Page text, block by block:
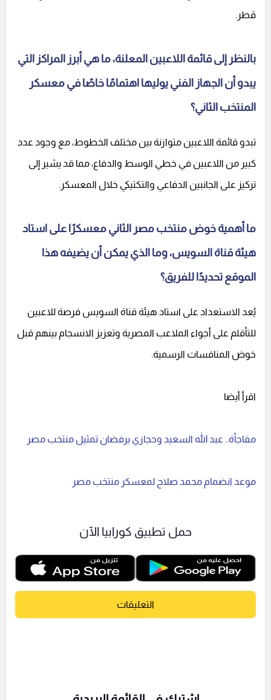
قطر.
بالنظر إلى قائمة اللاعبين المعلنة، ما هي أبرز المراكز التي
يبدو أن الجهاز الفني يوليها اهتمامًا خاصًا في معسكر
المنتخب الثاني؟
تبدو قائمة اللاعبين متوازنة بين مختلف الخطوط، مع وجود عدد
كبير من اللاعبين في خطي الوسط والدفاع، مما قد يشير إلى
تركيز على الجانبين الدفاعي والتكتيكي خلال المعسكر.
ما أهمية خوض منتخب مصر الثاني معسكرًا على استاد
هيئة قناة السويس، وما الذي يمكن أن يضيفه هذا
الموقع تحديدًا للفريق؟
يُعد الاستعداد على استاد هيئة قناة السويس فرصة للاعبين
للتأقلم على أجواء الملاعب المصرية وتعزيز الانسجام بينهم قبل
خوض المنافسات الرسمية.
اقرأ أيضا
مفاجأة.. عبد الله السعيد وحجازي يرفضان تمثيل منتخب مصر
موعد انضمام محمد صلاح لمعسكر منتخب مصر
حمل تطبيق كورابيا الآن
التعليقات